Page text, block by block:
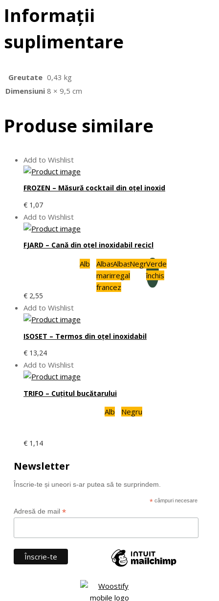
Informații
suplimentare
Greutate 0,43 kg
Dimensiuni 8 × 9,5 cm
Produse similare
Add to Wishlist
FROZEN – Măsură cocktail din oțel inoxid
€ 1,07
Add to Wishlist
FJARD – Cană din oțel inoxidabil recicl
Alb
Albastru
marin
francez
Albastru
regal
NegruVerde
închis
€ 2,55
Add to Wishlist
ISOSET – Termos din oţel inoxidabil
€ 13,24
Add to Wishlist
TRIFO – Cuţitul bucătarului
Alb Negru
€ 1,14
Newsletter
Înscrie-te și uneori s-ar putea să te surprindem.
* câmpuri necesare
Adresă de mail *